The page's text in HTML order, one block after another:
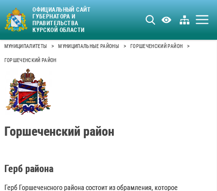
ОФИЦИАЛЬНЫЙ САЙТ
ГУБЕРНАТОРА И
ПРАВИТЕЛЬСТВА
КУРСКОЙ ОБЛАСТИ
МУНИЦИПАЛИТЕТЫ > МУНИЦИПАЛЬНЫЕ РАЙОНЫ > ГОРШЕЧЕНСКИЙ РАЙОН >
ГОРШЕЧЕНСКИЙ РАЙОН
Горшеченский район
Герб района
Герб Горшеченсного района состоит из обрамления, которое